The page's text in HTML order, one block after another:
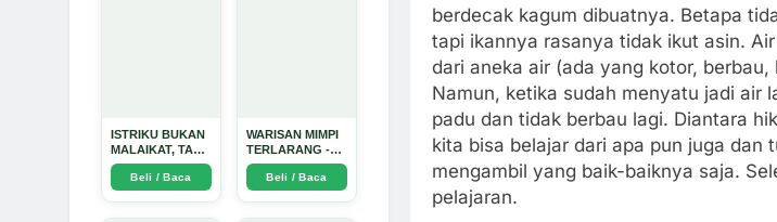
ISTRIKU BUKAN
MALAIKAT, TAPI
AKU JUGA
TIDAK SUCI -
Arda Dinata
Beli / Baca
WARISAN MIMPI
TERLARANG -
Arda Dinata
Beli / Baca
berdecak kagum dibuatnya. Betapa
tapi ikannya rasanya tidak ikut asin.
dari aneka air (ada yang kotor,
Namun, ketika sudah menyatu jadi air
padu dan tidak berbau lagi. Diantara
kita bisa belajar dari apa pun juga dan
mengambil yang baik-baiknya saja.
pelajaran.